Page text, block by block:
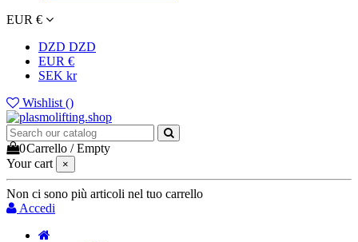
EUR €
DZD DZD
EUR €
SEK kr
Wishlist ()
0Carrello /Empty
Your cart
×
Non ci sono più articoli nel tuo carrello
Accedi